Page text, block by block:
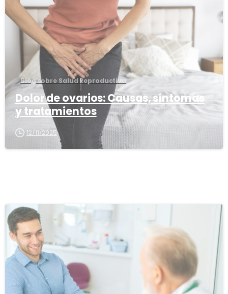
Blog sobre Salud Reproductiva
Dolor de ovarios: Causas, síntomas
y tratamientos
12/11/2025